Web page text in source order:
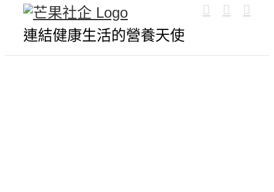
連結健康生活的營養天使